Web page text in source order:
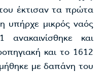
έκτισαν τα πρώτα
υπήρχε μικρός ναός
και
και το 1612
με δαπάνη του